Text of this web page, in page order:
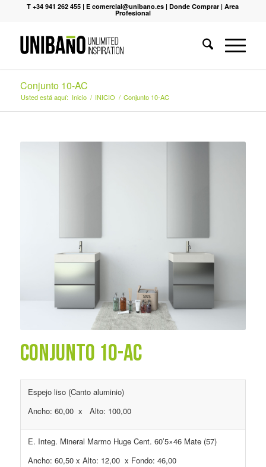
T +34 941 262 455 |E comercial@unibano.es |Donde Comprar |Area
Profesional
Conjunto 10-AC
Usted está aquí: Inicio / INICIO / Conjunto 10-AC
CONJUNTO 10-AC
Espejo liso (Canto aluminio)
Ancho: 60,00 x Alto: 100,00
E. Integ. Mineral Marmo Huge Cent. 60’5×46 Mate (57)
Ancho: 60,50 x Alto: 12,00 x Fondo: 46,00